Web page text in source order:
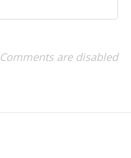
Comments are disabled.